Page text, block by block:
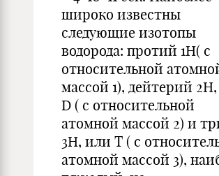
широко известны
следующие изотопы
водорода: протий 1H( с
относительной
массой 1), дейтерий
D ( c относительной
атомной массой 2) и
3H, или T ( c
атомной массой 3),